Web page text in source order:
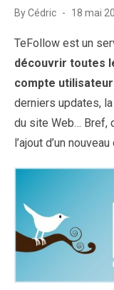
ByCédric
Posted
18 mai
TeFollow est un
découvrir toutes
compte
derniers updates,
du site Web… Bref,
l’ajout d’un